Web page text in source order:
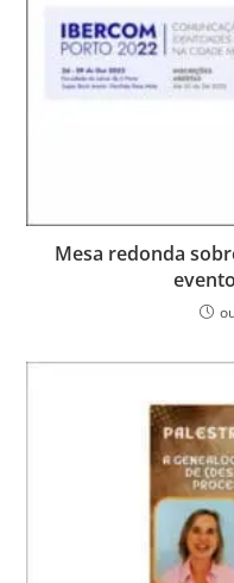
Mesa redonda